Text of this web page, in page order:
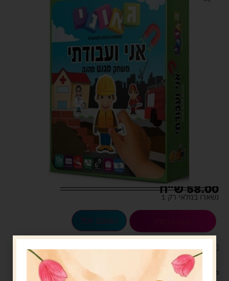
58.00ש"ח
נשארו במלאי רק 1
הוספה לסל
לארוז את המוצר באריזת מתנה5.00 ש"ח ?
מעל 329 ש"ח, משלוח עם שליח עד הבית חינם! – 0 ₪